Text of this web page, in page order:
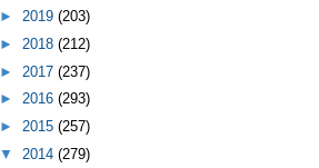
► 2019 (203)
► 2018 (212)
► 2017 (237)
► 2016 (293)
► 2015 (257)
▼ 2014 (279)